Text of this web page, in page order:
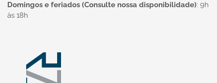
Domingos e feriados (Consulte nossa disponibilidade): 9h
às 18h